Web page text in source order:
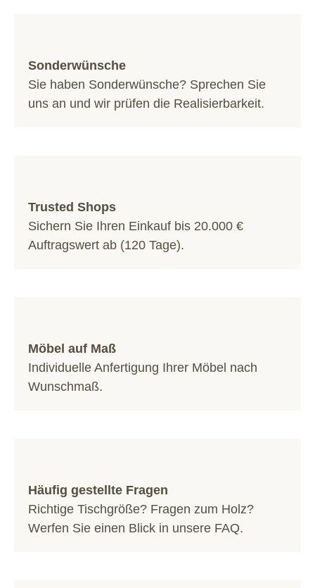
Sonderwünsche
Sie haben Sonderwünsche? Sprechen Sie
uns an und wir prüfen die Realisierbarkeit.
Trusted Shops
Sichern Sie Ihren Einkauf bis 20.000 €
Auftragswert ab (120 Tage).
Möbel auf Maß
Individuelle Anfertigung Ihrer Möbel nach
Wunschmaß.
Häufig gestellte Fragen
Richtige Tischgröße? Fragen zum Holz?
Werfen Sie einen Blick in unsere FAQ.